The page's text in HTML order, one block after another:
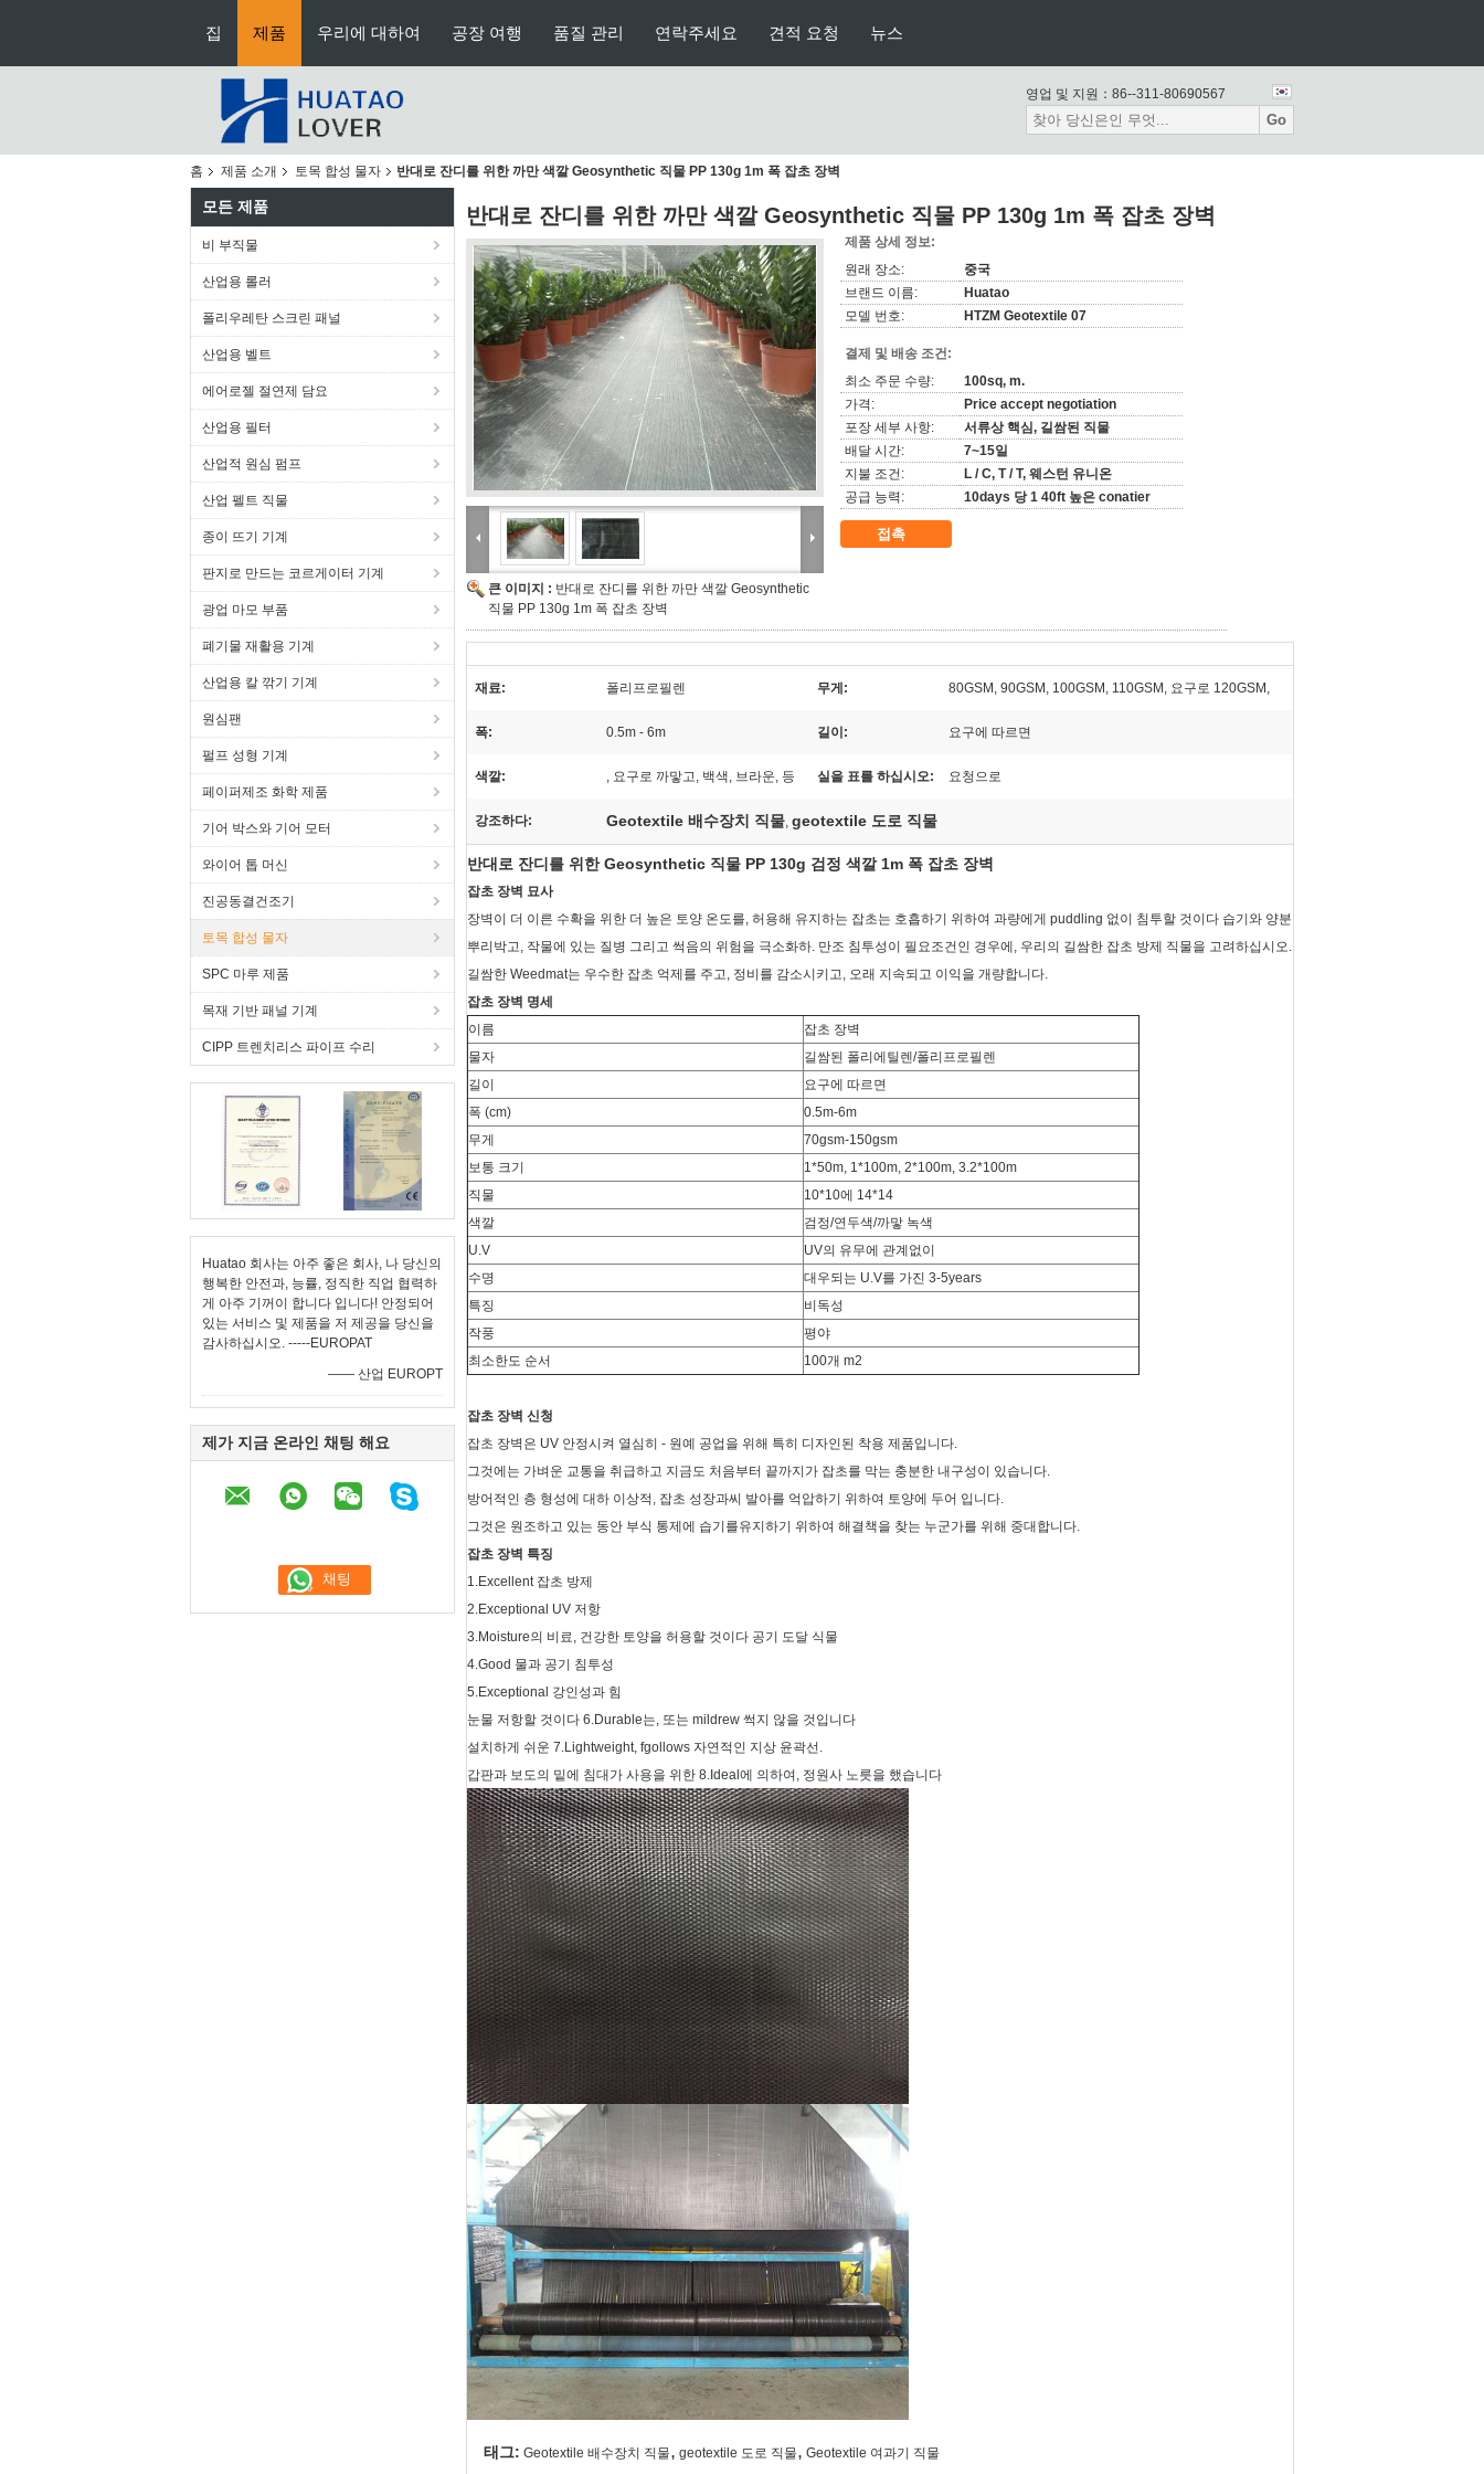
집 제품 우리에 대하여 공장 여행 품질 관리 연락주세요 견적 요청 뉴스
영업 및 지원： 86--311-80690567
Go
홈 제품 소개 토목 합성 물자 반대로 잔디를 위한 까만 색깔 Geosynthetic 직물 PP 130g 1m 폭 잡초 장벽
모든 제품
비 부직물
산업용 롤러
폴리우레탄 스크린 패널
산업용 벨트
에어로젤 절연제 담요
산업용 필터
산업적 원심 펌프
산업 펠트 직물
종이 뜨기 기계
판지로 만드는 코르게이터 기계
광업 마모 부품
폐기물 재활용 기계
산업용 칼 깎기 기계
원심팬
펄프 성형 기계
페이퍼제조 화학 제품
기어 박스와 기어 모터
와이어 톱 머신
진공동결건조기
토목 합성 물자
SPC 마루 제품
목재 기반 패널 기계
CIPP 트렌치리스 파이프 수리
Huatao 회사는 아주 좋은 회사, 나 당신의
행복한 안전과, 능률, 정직한 직업 협력하
게 아주 기꺼이 합니다 입니다! 안정되어
있는 서비스 및 제품을 저 제공을 당신을
감사하십시오. -----EUROPAT
—— 산업 EUROPT
제가 지금 온라인 채팅 해요
반대로 잔디를 위한 까만 색깔 Geosynthetic 직물 PP 130g 1m 폭 잡초 장벽
큰 이미지 : 반대로 잔디를 위한 까만 색깔 Geosynthetic
직물 PP 130g 1m 폭 잡초 장벽
제품 상세 정보:
원래 장소:
중국
브랜드 이름:
Huatao
모델 번호:
HTZM Geotextile 07
결제 및 배송 조건:
최소 주문 수량:
100sq, m.
가격:
Price accept negotiation
포장 세부 사항:
서류상 핵심, 길쌈된 직물
배달 시간:
7~15일
지불 조건:
L / C, T / T, 웨스턴 유니온
공급 능력:
10days 당 1 40ft 높은 conatier
접촉
재료: 폴리프로필렌 무게: 80GSM, 90GSM, 100GSM, 110GSM, 요구로 120GSM,
폭: 0.5m - 6m 길이: 요구에 따르면
색깔: , 요구로 까맣고, 백색, 브라운, 등 실을 표를 하십시오: 요청으로
강조하다: Geotextile 배수장치 직물, geotextile 도로 직물
반대로 잔디를 위한 Geosynthetic 직물 PP 130g 검정 색깔 1m 폭 잡초 장벽
잡초 장벽 묘사
장벽이 더 이른 수확을 위한 더 높은 토양 온도를, 허용해 유지하는 잡초는 호흡하기 위하여 과량에게 puddling 없이 침투할 것이다 습기와 양분
뿌리박고, 작물에 있는 질병 그리고 썩음의 위험을 극소화하. 만조 침투성이 필요조건인 경우에, 우리의 길쌈한 잡초 방제 직물을 고려하십시오.
길쌈한 Weedmat는 우수한 잡초 억제를 주고, 정비를 감소시키고, 오래 지속되고 이익을 개량합니다.
잡초 장벽 명세
이름
잡초 장벽
물자
길쌈된 폴리에틸렌/폴리프로필렌
길이
요구에 따르면
폭 (cm)
0.5m-6m
무게
70gsm-150gsm
보통 크기
1*50m, 1*100m, 2*100m, 3.2*100m
직물
10*10에 14*14
색깔
검정/연두색/까맣 녹색
U.V
UV의 유무에 관계없이
수명
대우되는 U.V를 가진 3-5years
특징
비독성
작풍
평야
최소한도 순서
100개 m2
잡초 장벽 신청
잡초 장벽은 UV 안정시켜 열심히 - 원예 공업을 위해 특히 디자인된 착용 제품입니다.
그것에는 가벼운 교통을 취급하고 지금도 처음부터 끝까지가 잡초를 막는 충분한 내구성이 있습니다.
방어적인 층 형성에 대하 이상적, 잡초 성장과씨 발아를 억압하기 위하여 토양에 두어 입니다.
그것은 원조하고 있는 동안 부식 통제에 습기를유지하기 위하여 해결책을 찾는 누군가를 위해 중대합니다.
잡초 장벽 특징
1.Excellent 잡초 방제
2.Exceptional UV 저항
3.Moisture의 비료, 건강한 토양을 허용할 것이다 공기 도달 식물
4.Good 물과 공기 침투성
5.Exceptional 강인성과 힘
눈물 저항할 것이다 6.Durable는, 또는 mildrew 썩지 않을 것입니다
설치하게 쉬운 7.Lightweight, fgollows 자연적인 지상 윤곽선.
갑판과 보도의 밑에 침대가 사용을 위한 8.Ideal에 의하여, 정원사 노릇을 했습니다
태그: Geotextile 배수장치 직물, geotextile 도로 직물, Geotextile 여과기 직물